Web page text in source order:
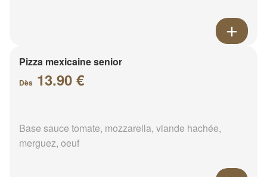
Pizza mexicaine senior
Dès 13.90 €
Base sauce tomate, mozzarella, viande hachée,
merguez, oeuf